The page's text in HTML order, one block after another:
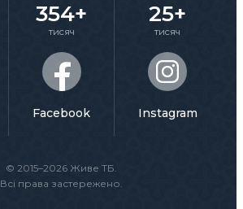
© 2015–2026 Живе ТБ.
Всі права застережено.
354+
тисяч
Facebook
25+
тисяч
Instagram